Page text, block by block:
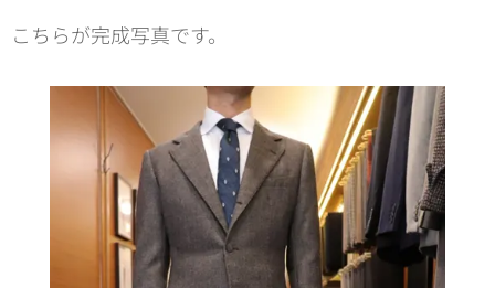
こちらが完成写真です。